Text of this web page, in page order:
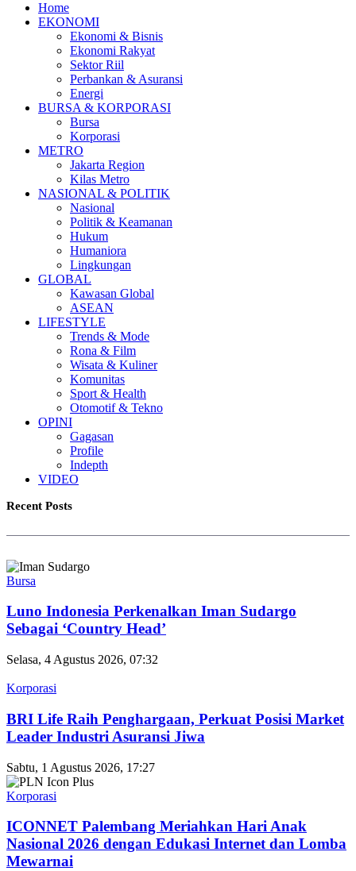
Home
EKONOMI
Ekonomi & Bisnis
Ekonomi Rakyat
Sektor Riil
Perbankan & Asuransi
Energi
BURSA & KORPORASI
Bursa
Korporasi
METRO
Jakarta Region
Kilas Metro
NASIONAL & POLITIK
Nasional
Politik & Keamanan
Hukum
Humaniora
Lingkungan
GLOBAL
Kawasan Global
ASEAN
LIFESTYLE
Trends & Mode
Rona & Film
Wisata & Kuliner
Komunitas
Sport & Health
Otomotif & Tekno
OPINI
Gagasan
Profile
Indepth
VIDEO
Recent Posts
Bursa
Luno Indonesia Perkenalkan Iman Sudargo
Sebagai ‘Country Head’
Selasa, 4 Agustus 2026, 07:32
Korporasi
BRI Life Raih Penghargaan, Perkuat Posisi Market
Leader Industri Asuransi Jiwa
Sabtu, 1 Agustus 2026, 17:27
Korporasi
ICONNET Palembang Meriahkan Hari Anak
Nasional 2026 dengan Edukasi Internet dan Lomba
Mewarnai